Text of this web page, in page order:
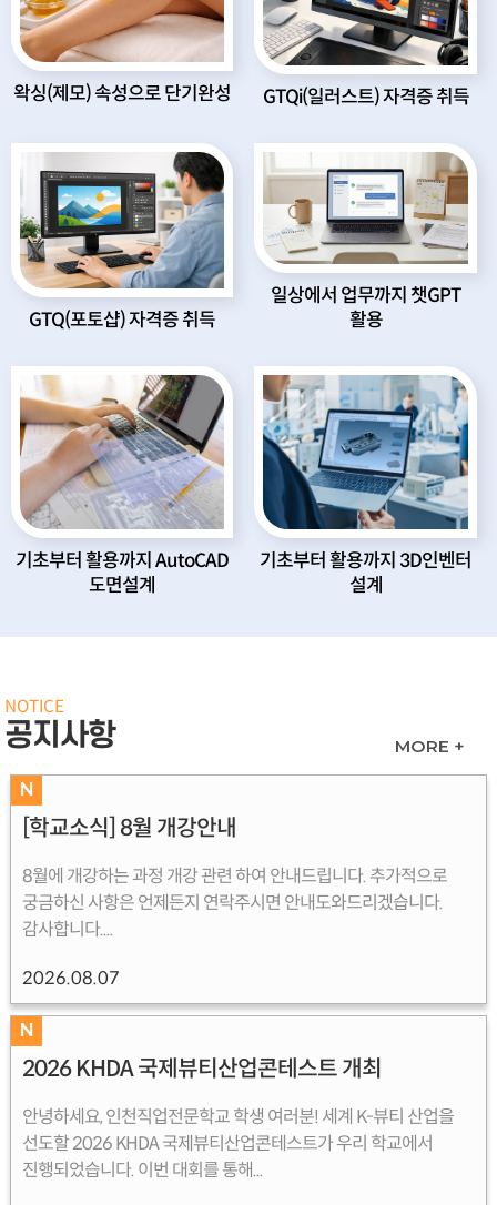
왁싱(제모) 속성으로 단기완성 GTQi(일러스트) 자격증 취득
GTQ(포토샵) 자격증 취득
일상에서 업무까지 챗GPT
활용
기초부터 활용까지 AutoCAD
도면설계
기초부터 활용까지 3D인벤터
설계
NOTICE
공지사항 MORE +
N
[학교소식] 8월 개강안내
8월에 개강하는 과정 개강 관련 하여 안내드립니다. 추가적으로
궁금하신 사항은 언제든지 연락주시면 안내도와드리겠습니다.
감사합니다....
2026.08.07
N
2026 KHDA 국제뷰티산업콘테스트 개최
안녕하세요, 인천직업전문학교 학생 여러분! 세계 K-뷰티 산업을
선도할 2026 KHDA 국제뷰티산업콘테스트가 우리 학교에서
진행되었습니다. 이번 대회를 통해...